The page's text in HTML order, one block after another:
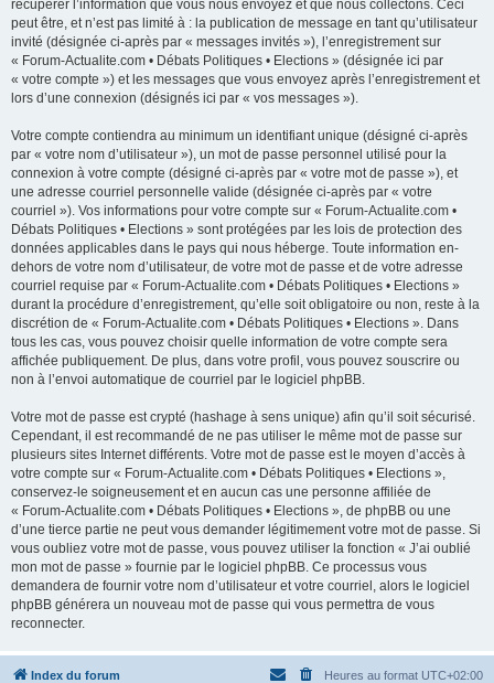
récupérer l’information que vous nous envoyez et que nous collectons. Ceci
peut être, et n’est pas limité à : la publication de message en tant qu’utilisateur
invité (désignée ci-après par « messages invités »), l’enregistrement sur
« Forum-Actualite.com • Débats Politiques • Elections » (désignée ici par
« votre compte ») et les messages que vous envoyez après l’enregistrement et
lors d’une connexion (désignés ici par « vos messages »).
Votre compte contiendra au minimum un identifiant unique (désigné ci-après
par « votre nom d’utilisateur »), un mot de passe personnel utilisé pour la
connexion à votre compte (désigné ci-après par « votre mot de passe »), et
une adresse courriel personnelle valide (désignée ci-après par « votre
courriel »). Vos informations pour votre compte sur « Forum-Actualite.com •
Débats Politiques • Elections » sont protégées par les lois de protection des
données applicables dans le pays qui nous héberge. Toute information en-
dehors de votre nom d’utilisateur, de votre mot de passe et de votre adresse
courriel requise par « Forum-Actualite.com • Débats Politiques • Elections »
durant la procédure d’enregistrement, qu’elle soit obligatoire ou non, reste à la
discrétion de « Forum-Actualite.com • Débats Politiques • Elections ». Dans
tous les cas, vous pouvez choisir quelle information de votre compte sera
affichée publiquement. De plus, dans votre profil, vous pouvez souscrire ou
non à l’envoi automatique de courriel par le logiciel phpBB.
Votre mot de passe est crypté (hashage à sens unique) afin qu’il soit sécurisé.
Cependant, il est recommandé de ne pas utiliser le même mot de passe sur
plusieurs sites Internet différents. Votre mot de passe est le moyen d’accès à
votre compte sur « Forum-Actualite.com • Débats Politiques • Elections »,
conservez-le soigneusement et en aucun cas une personne affiliée de
« Forum-Actualite.com • Débats Politiques • Elections », de phpBB ou une
d’une tierce partie ne peut vous demander légitimement votre mot de passe. Si
vous oubliez votre mot de passe, vous pouvez utiliser la fonction « J’ai oublié
mon mot de passe » fournie par le logiciel phpBB. Ce processus vous
demandera de fournir votre nom d’utilisateur et votre courriel, alors le logiciel
phpBB générera un nouveau mot de passe qui vous permettra de vous
reconnecter.
Index du forum Heures au format UTC+02:00